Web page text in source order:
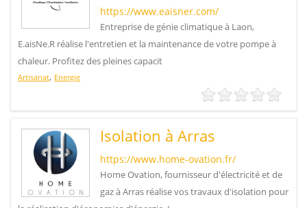
https://www.eaisner.com/
Entreprise de génie climatique à Laon,
E.aisNe.R réalise l'entretien et la maintenance de votre pompe à
chaleur. Profitez des pleines capacit
Artisanat, Energie
Isolation à Arras
https://www.home-ovation.fr/
Home Ovation, fournisseur d'électricité et de
gaz à Arras réalise vos travaux d'isolation pour